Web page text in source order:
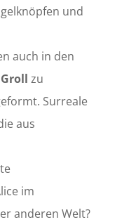
und
auch in den
zu
Surreale
aus
im
anderen Welt?